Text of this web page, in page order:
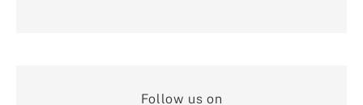
Follow us on